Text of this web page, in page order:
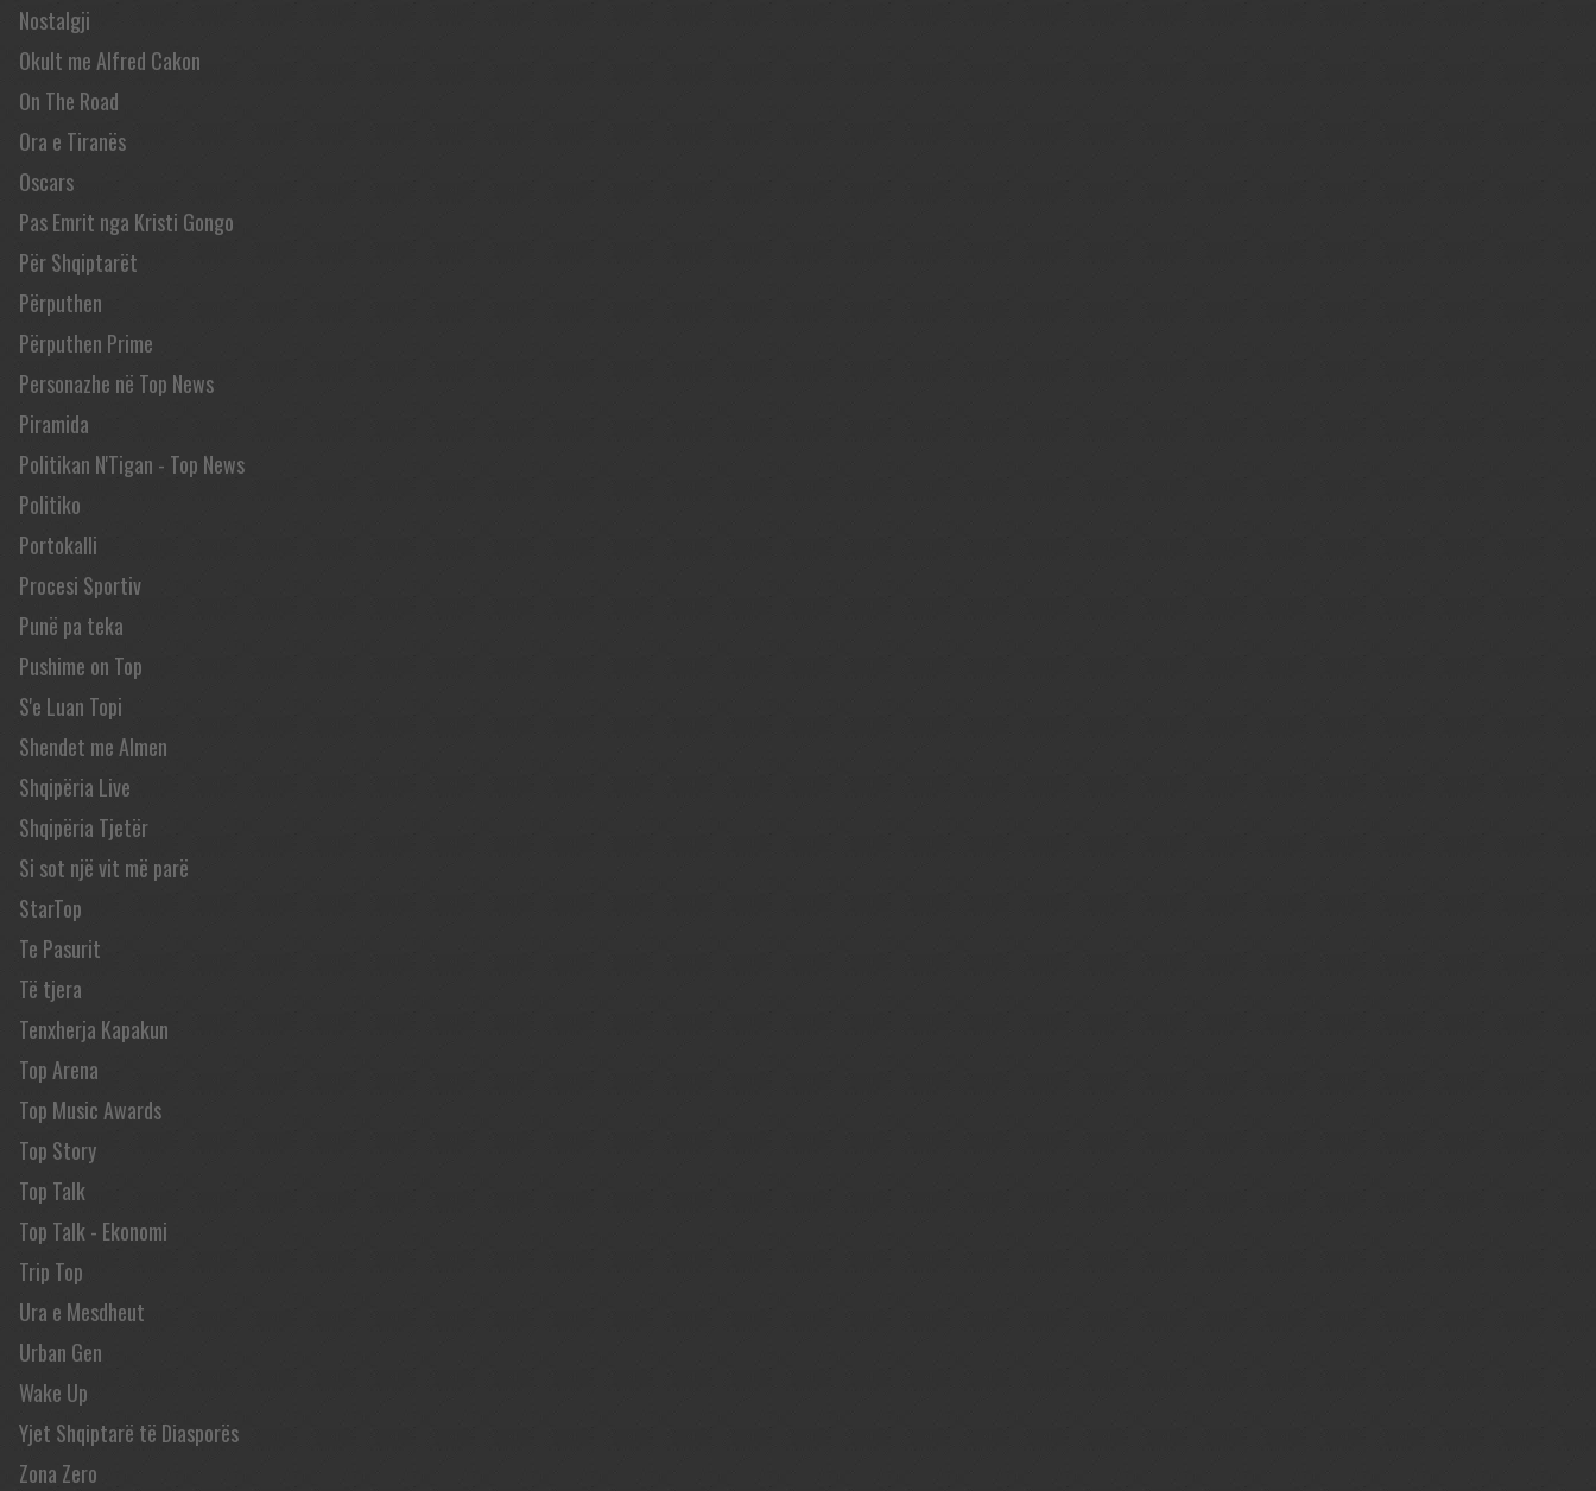
Nostalgji
Okult me Alfred Cakon
On The Road
Ora e Tiranës
Oscars
Pas Emrit nga Kristi Gongo
Për Shqiptarët
Përputhen
Përputhen Prime
Personazhe në Top News
Piramida
Politikan N'Tigan - Top News
Politiko
Portokalli
Procesi Sportiv
Punë pa teka
Pushime on Top
S'e Luan Topi
Shendet me Almen
Shqipëria Live
Shqipëria Tjetër
Si sot një vit më parë
StarTop
Te Pasurit
Të tjera
Tenxherja Kapakun
Top Arena
Top Music Awards
Top Story
Top Talk
Top Talk - Ekonomi
Trip Top
Ura e Mesdheut
Urban Gen
Wake Up
Yjet Shqiptarë të Diasporës
Zona Zero